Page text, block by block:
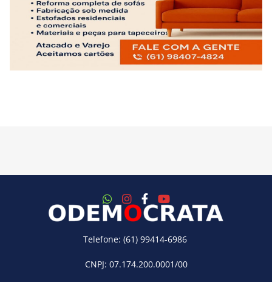
Telefone: (61) 99414-6986
CNPJ: 07.174.200.0001/00